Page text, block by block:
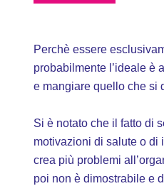
Perchè essere
probabilmente l’ideale è
e mangiare quello che si
Si è notato che il fatto di
motivazioni di salute o di
crea più problemi
poi non è dimostrabile e